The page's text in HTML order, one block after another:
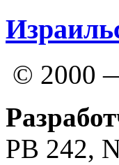
© 2000
PB 242,